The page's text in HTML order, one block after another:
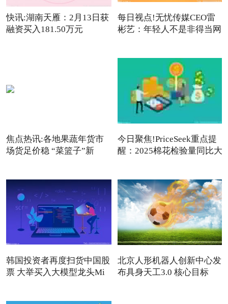
快讯:湖南天雁：2月13日获
融资买入181.50万元
每日视点!无忧传媒CEO雷
彬艺：年轻人不是非得当网
焦点热讯:各地果蔬年货市
场货足价稳 “菜篮子”新
今日聚焦!PriceSeek重点提
醒：2025棉花检验量同比大
韩国投资者再度扫货中国股
票 大举买入大模型龙头Mi
北京人形机器人创新中心发
布具身天工3.0 核心目标